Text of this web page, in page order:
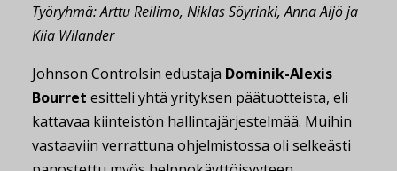
Työryhmä: Arttu Reilimo, Niklas Söyrinki, Anna Äijö ja
Kiia Wilander
Johnson Controlsin edustaja Dominik-Alexis
Bourret esitteli yhtä yrityksen päätuotteista, eli
kattavaa kiinteistön hallintajärjestelmää. Muihin
vastaaviin verrattuna ohjelmistossa oli selkeästi